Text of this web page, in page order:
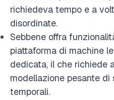
richiedeva tempo e a
disordinate.
Sebbene offra
piattaforma di machine
dedicata, il che richiede
modellazione pesante
temporali.